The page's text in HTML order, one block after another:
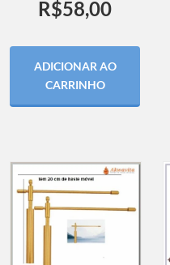
R$58,00
ADICIONAR AO
CARRINHO